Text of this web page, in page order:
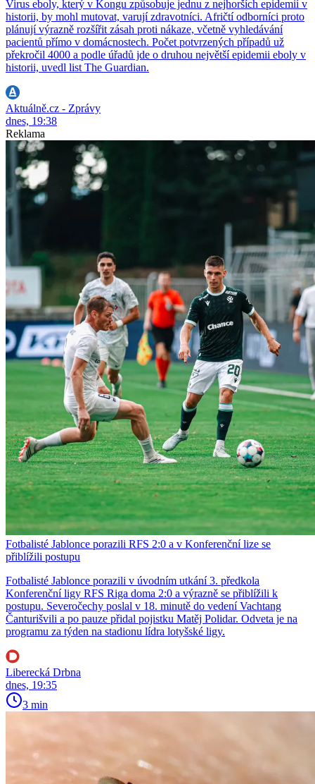
Virus eboly, který v Kongu způsobuje jednu z nejhorších epidemií v
historii, by mohl mutovat, varují zdravotníci. Afričtí odborníci proto
plánují výrazně rozšířit zásah proti nákaze, včetně vyhledávání
pacientů přímo v domácnostech. Počet potvrzených případů už
překročil 4000 a podle úřadů jde o druhou největší epidemii eboly v
historii, uvedl list The Guardian.
Aktuálně.cz - Zprávy
dnes, 19:38
Reklama
Fotbalisté Jablonce porazili RFS 2:0 a v Konferenční lize se
přiblížili postupu
Fotbalisté Jablonce porazili v úvodním utkání 3. předkola
Konferenční ligy RFS Riga doma 2:0 a výrazně se přiblížili k
postupu. Severočechy poslal v 18. minutě do vedení Vachtang
Čanturišvili a po pauze přidal pojistku Matěj Polidar. Odveta je na
programu za týden na stadionu lídra lotyšské ligy.
Liberecká Drbna
dnes, 19:35
3 min